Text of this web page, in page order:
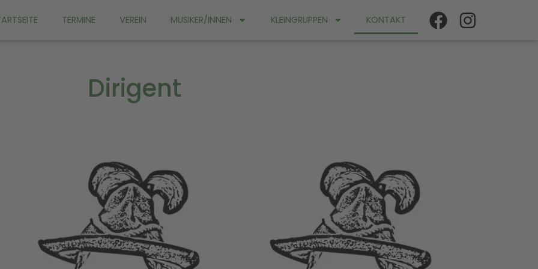
TERMINE VEREIN MUSIKER/INNEN KLEINGRUPPEN KONTAKT
Dirigent